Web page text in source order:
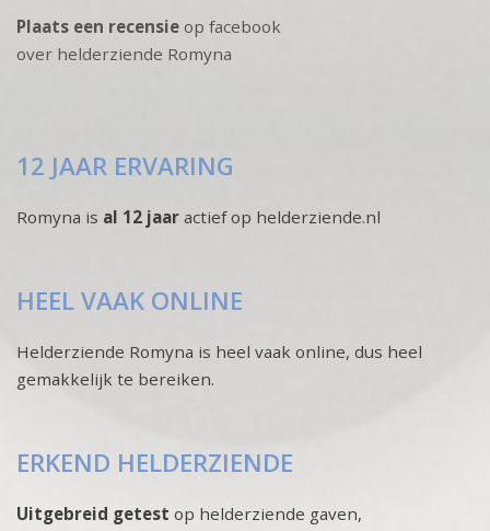
Plaats een recensie op facebook
over helderziende Romyna
12 JAAR ERVARING
Romyna is al 12 jaar actief op helderziende.nl
HEEL VAAK ONLINE
Helderziende Romyna is heel vaak online, dus heel
gemakkelijk te bereiken.
ERKEND HELDERZIENDE
Uitgebreid getest op helderziende gaven,